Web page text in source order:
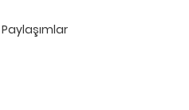
Paylaşımlar